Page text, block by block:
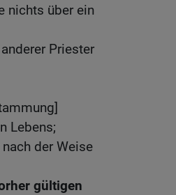
nichts über ein
Priester
Lebens;
der Weise
gültigen